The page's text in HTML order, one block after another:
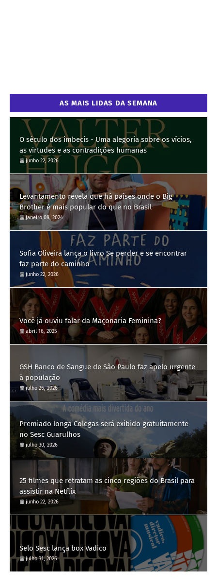
AS MAIS LIDAS DA SEMANA
O século dos imbecis - Uma alegoria sobre os vícios,
as virtudes e as contradições humanas
junho 22, 2026
Levantamento revela que há países onde o Big
Brother é mais popular do que no Brasil
janeiro 08, 2024
Sofia Oliveira lança o livro Se perder e se encontrar
faz parte do caminho
junho 22, 2026
Você já ouviu falar da Maçonaria Feminina?
abril 16, 2025
GSH Banco de Sangue de São Paulo faz apelo urgente
à população
julho 26, 2026
Premiado longa Colegas será exibido gratuitamente
no Sesc Guarulhos
julho 30, 2026
25 filmes que retratam as cinco regiões do Brasil para
assistir na Netflix
junho 22, 2026
Selo Sesc lança box Vadico
julho 31, 2026